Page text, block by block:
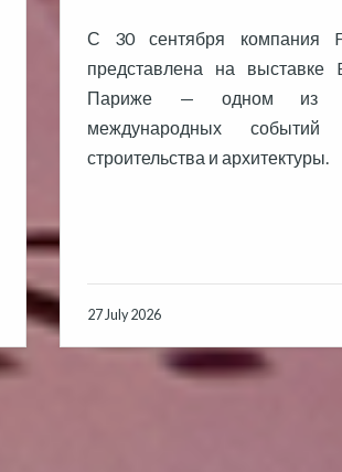
С 30 сентября компания
представлена ​​на выставке
Париже — одном из
международных
строительства и архитектуры.
27 July 2026